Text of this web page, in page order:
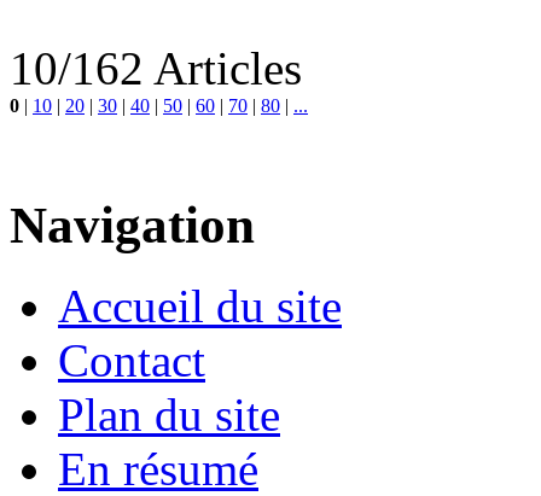
10/162 Articles
0 | 10 | 20 | 30 | 40 | 50 | 60 | 70 | 80 | ...
Navigation
Accueil du site
Contact
Plan du site
En résumé